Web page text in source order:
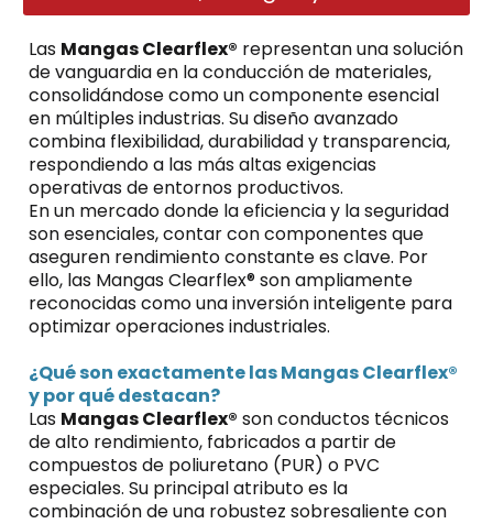
Las Mangas Clearflex® representan una solución
de vanguardia en la conducción de materiales,
consolidándose como un componente esencial
en múltiples industrias. Su diseño avanzado
combina flexibilidad, durabilidad y transparencia,
respondiendo a las más altas exigencias
operativas de entornos productivos.
En un mercado donde la eficiencia y la seguridad
son esenciales, contar con componentes que
aseguren rendimiento constante es clave. Por
ello, las Mangas Clearflex® son ampliamente
reconocidas como una inversión inteligente para
optimizar operaciones industriales.
¿Qué son exactamente las Mangas Clearflex®
y por qué destacan?
Las Mangas Clearflex® son conductos técnicos
de alto rendimiento, fabricados a partir de
compuestos de poliuretano (PUR) o PVC
especiales. Su principal atributo es la
combinación de una robustez sobresaliente con